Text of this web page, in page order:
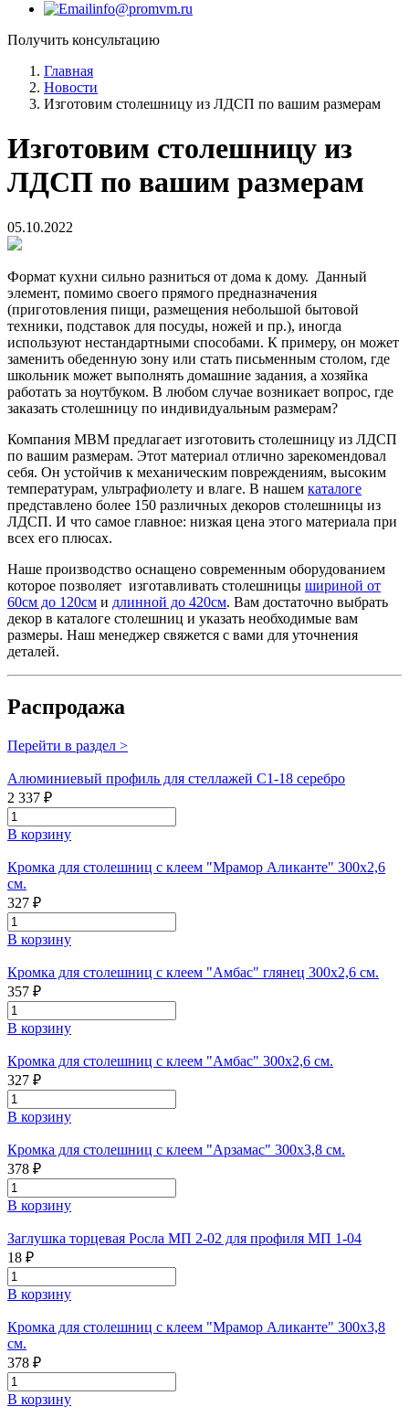
info@promvm.ru
Получить консультацию
Главная
Новости
Изготовим столешницу из ЛДСП по вашим размерам
Изготовим столешницу из
ЛДСП по вашим размерам
05.10.2022
Формат кухни сильно разниться от дома к дому. Данный
элемент, помимо своего прямого предназначения
(приготовления пищи, размещения небольшой бытовой
техники, подставок для посуды, ножей и пр.), иногда
используют нестандартными способами. К примеру, он может
заменить обеденную зону или стать письменным столом, где
школьник может выполнять домашние задания, а хозяйка
работать за ноутбуком. В любом случае возникает вопрос, где
заказать столешницу по индивидуальным размерам?
Компания МВМ предлагает изготовить столешницу из ЛДСП
по вашим размерам. Этот материал отлично зарекомендовал
себя. Он устойчив к механическим повреждениям, высоким
температурам, ультрафиолету и влаге. В нашем каталоге
представлено более 150 различных декоров столешницы из
ЛДСП. И что самое главное: низкая цена этого материала при
всех его плюсах.
Наше производство оснащено современным оборудованием
которое позволяет изготавливать столешницы шириной от
60см до 120см и длинной до 420см. Вам достаточно выбрать
декор в каталоге столешниц и указать необходимые вам
размеры. Наш менеджер свяжется с вами для уточнения
деталей.
Распродажа
Перейти в раздел >
Алюминиевый профиль для стеллажей С1-18 серебро
2 337 ₽
В корзину
Кромка для столешниц с клеем "Мрамор Аликанте" 300х2,6
см.
327 ₽
В корзину
Кромка для столешниц с клеем "Амбас" глянец 300х2,6 см.
357 ₽
В корзину
Кромка для столешниц с клеем "Амбас" 300х2,6 см.
327 ₽
В корзину
Кромка для столешниц с клеем "Арзамас" 300х3,8 см.
378 ₽
В корзину
Заглушка торцевая Росла МП 2-02 для профиля МП 1-04
18 ₽
В корзину
Кромка для столешниц с клеем "Мрамор Аликанте" 300х3,8
см.
378 ₽
В корзину